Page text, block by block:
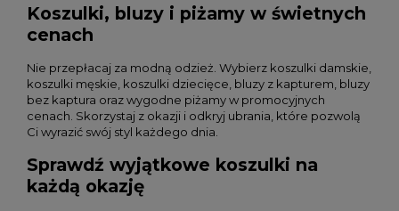
Koszulki, bluzy i piżamy w świetnych
cenach
Nie przepłacaj za modną odzież. Wybierz koszulki damskie,
koszulki męskie, koszulki dziecięce, bluzy z kapturem, bluzy
bez kaptura oraz wygodne piżamy w promocyjnych
cenach. Skorzystaj z okazji i odkryj ubrania, które pozwolą
Ci wyrazić swój styl każdego dnia.
Sprawdź wyjątkowe koszulki na
każdą okazję